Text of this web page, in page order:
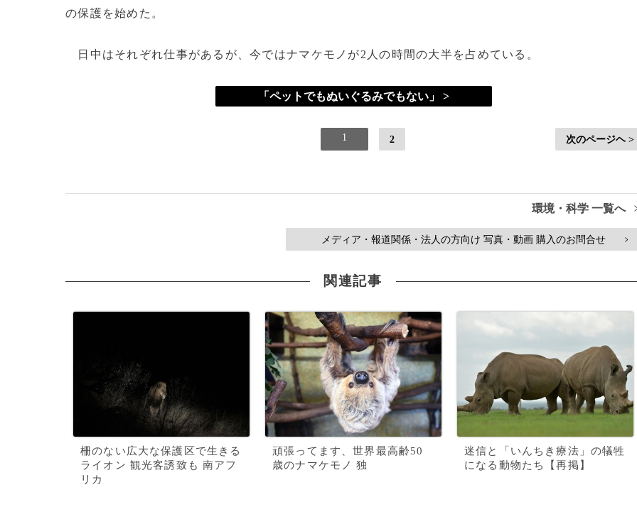
の保護を始めた。
日中はそれぞれ仕事があるが、今ではナマケモノが2人の時間の大半を占めている。
「ペットでもぬいぐるみでもない」 >
1 2 次のページヘ >
環境・科学 一覧へ
メディア・報道関係・法人の方向け 写真・動画 購入のお問合せ >
関連記事
柵のない広大な保護区で生きる
ライオン 観光客誘致も 南アフ
リカ
頑張ってます、世界最高齢50
歳のナマケモノ 独
迷信と「いんちき療法」の犠牲
になる動物たち【再掲】